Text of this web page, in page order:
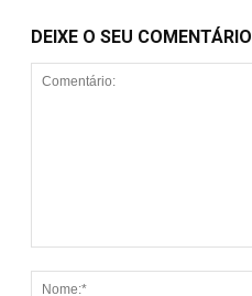
DEIXE O SEU COMENTÁRIO